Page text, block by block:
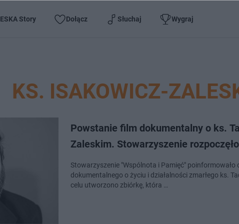
ESKA Story Dołącz Słuchaj Wygraj
KS. ISAKOWICZ-
Powstanie film dokumentalny o ks.
Zaleskim. Stowarzyszenie
Stowarzyszenie "Wspólnota i Pamięć"
dokumentalnego o życiu i działalności zmarłego ks.
celu utworzono zbiórkę, która …